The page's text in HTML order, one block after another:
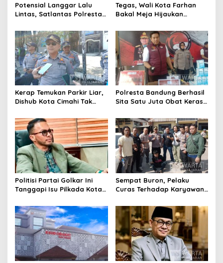
Potensial Langgar Lalu
Lintas, Satlantas Polresta
Motor Berknalpot Brong
Tegas, Wali Kota Farhan
Bakal Meja Hijaukan
Riau
Kerap Temukan Parkir Liar,
Dishub Kota Cimahi Tak
Pembinaan
Polresta Bandung Berhasil
Sita Satu Juta Obat Keras
Kasus Narkoba
Politisi Partai Golkar Ini
Tanggapi Isu Pilkada Kota
Sempat Buron, Pelaku
Curas Terhadap Karyawan
Ditangkap Polisi